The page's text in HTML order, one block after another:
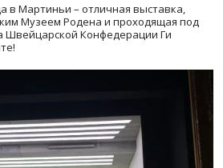
Мартиньи – отличная выставка,
Музеем Родена и проходящая под
Швейцарской Конфедерации Ги